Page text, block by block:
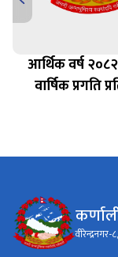
आर्थिक वर्ष
वार्षिक प्रगति
वीरेन्द्रनगर-